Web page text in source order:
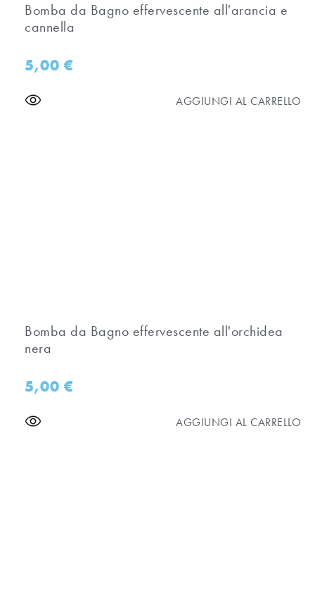
Bomba da Bagno effervescente all'arancia e
cannella
5,00€
AGGIUNGI AL CARRELLO
Bomba da Bagno effervescente all'orchidea
nera
5,00€
AGGIUNGI AL CARRELLO